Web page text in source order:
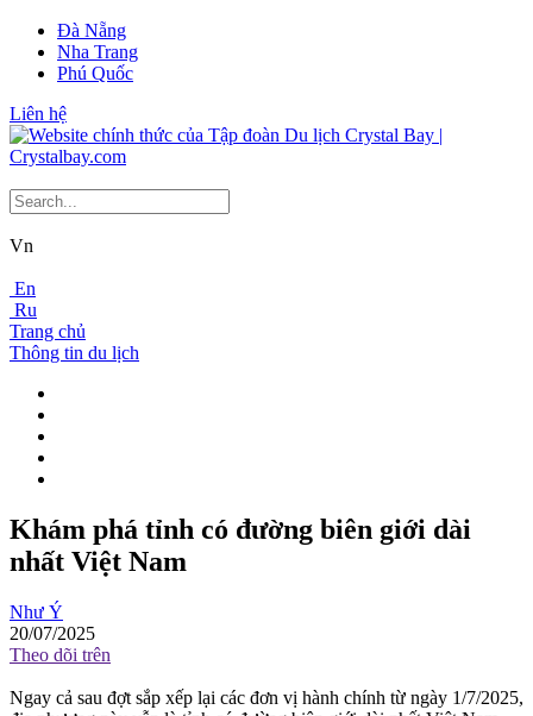
Đà Nẵng
Nha Trang
Phú Quốc
Liên hệ
Vn
En
Ru
Trang chủ
Thông tin du lịch
Khám phá tỉnh có đường biên giới dài
nhất Việt Nam
Như Ý
20/07/2025
Theo dõi trên
Ngay cả sau đợt sắp xếp lại các đơn vị hành chính từ ngày 1/7/2025,